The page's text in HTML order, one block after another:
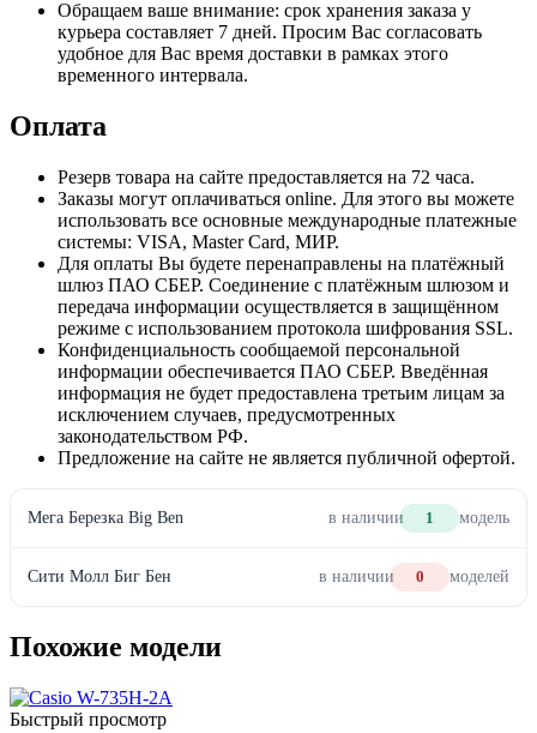
Обращаем ваше внимание: срок хранения заказа у
курьера составляет 7 дней. Просим Вас согласовать
удобное для Вас время доставки в рамках этого
временного интервала.
Оплата
Резерв товара на сайте предоставляется на 72 часа.
Заказы могут оплачиваться online. Для этого вы можете
использовать все основные международные платежные
системы: VISA, Master Card, МИР.
Для оплаты Вы будете перенаправлены на платёжный
шлюз ПАО СБЕР. Соединение с платёжным шлюзом и
передача информации осуществляется в защищённом
режиме с использованием протокола шифрования SSL.
Конфиденциальность сообщаемой персональной
информации обеспечивается ПАО СБЕР. Введённая
информация не будет предоставлена третьим лицам за
исключением случаев, предусмотренных
законодательством РФ.
Предложение на сайте не является публичной офертой.
Мега Березка Big Ben в наличии 1 модель
Сити Молл Биг Бен в наличии 0 моделей
Похожие модели
Быстрый просмотр